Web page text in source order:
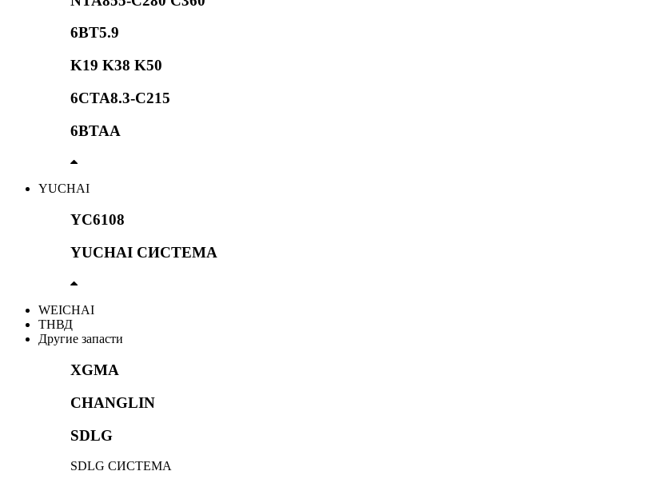
6BT5.9
K19 K38 K50
6CTA8.3-C215
6BTAA
YUCHAI
YC6108
YUCHAI СИСТЕМА
WEICHAI
ТНВД
Другие запасти
XGMA
CHANGLIN
SDLG
SDLG СИСТЕМА